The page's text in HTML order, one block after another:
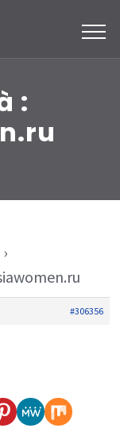
:
›
#306356